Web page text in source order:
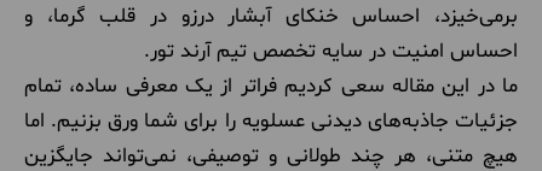
برمی‌خیزد، احساس خنکای آبشار درزو در قلب گرما، و
احساس امنیت در سایه تخصص تیم آرند تور.
ما در این مقاله سعی کردیم فراتر از یک معرفی ساده، تمام
جزئیات جاذبه‌های دیدنی عسلویه را برای شما ورق بزنیم. اما
هیچ متنی، هر چند طولانی و توصیفی، نمی‌تواند جایگزین